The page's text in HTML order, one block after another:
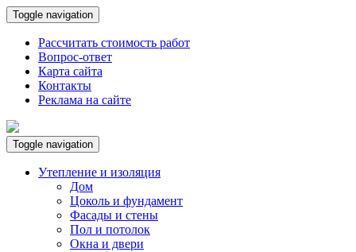
Toggle navigation
Рассчитать стоимость работ
Вопрос-ответ
Карта сайта
Контакты
Реклама на сайте
Toggle navigation
Утепление и изоляция
Дом
Цоколь и фундамент
Фасады и стены
Пол и потолок
Окна и двери